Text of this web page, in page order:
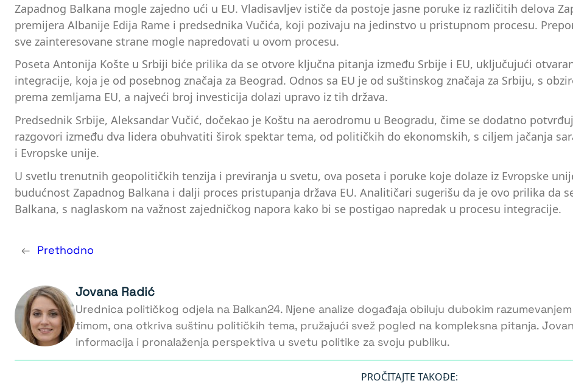
Zapadnog Balkana mogle zajedno ući u EU. Vladisavljev ističe da postoje jasne poruke iz različitih delova
premijera Albanije Edija Rame i predsednika Vučića, koji pozivaju na jedinstvo u pristupnom procesu.
sve zainteresovane strane mogle napredovati u ovom procesu.
Poseta Antonija Košte u Srbiji biće prilika da se otvore ključna pitanja između Srbije i EU, uključujući
integracije, koja je od posebnog značaja za Beograd. Odnos sa EU je od suštinskog značaja za Srbiju, s
prema zemljama EU, a najveći broj investicija dolazi upravo iz tih država.
Predsednik Srbije, Aleksandar Vučić, dočekao je Koštu na aerodromu u Beogradu, čime se dodatno
razgovori između dva lidera obuhvatiti širok spektar tema, od političkih do ekonomskih, s ciljem jačanja
i Evropske unije.
U svetlu trenutnih geopolitičkih tenzija i previranja u svetu, ova poseta i poruke koje dolaze iz Evropske
budućnost Zapadnog Balkana i dalji proces pristupanja država EU. Analitičari sugerišu da je ovo prilika da
Balkana, s naglaskom na važnost zajedničkog napora kako bi se postigao napredak u procesu integracije.
← Prethodno
Jovana Radić
Urednica političkog odjela na Balkan24. Njene analize događaja obiluju dubokim
timom, ona otkriva suštinu političkih tema, pružajući svež pogled na kompleksna pitanja.
informacija i pronalaženja perspektiva u svetu politike za svoju publiku.
PROČITAJTE TAKOĐE: